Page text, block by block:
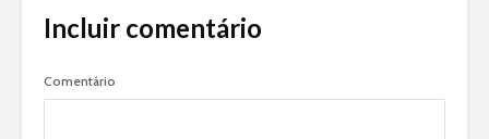
Incluir comentário
Comentário